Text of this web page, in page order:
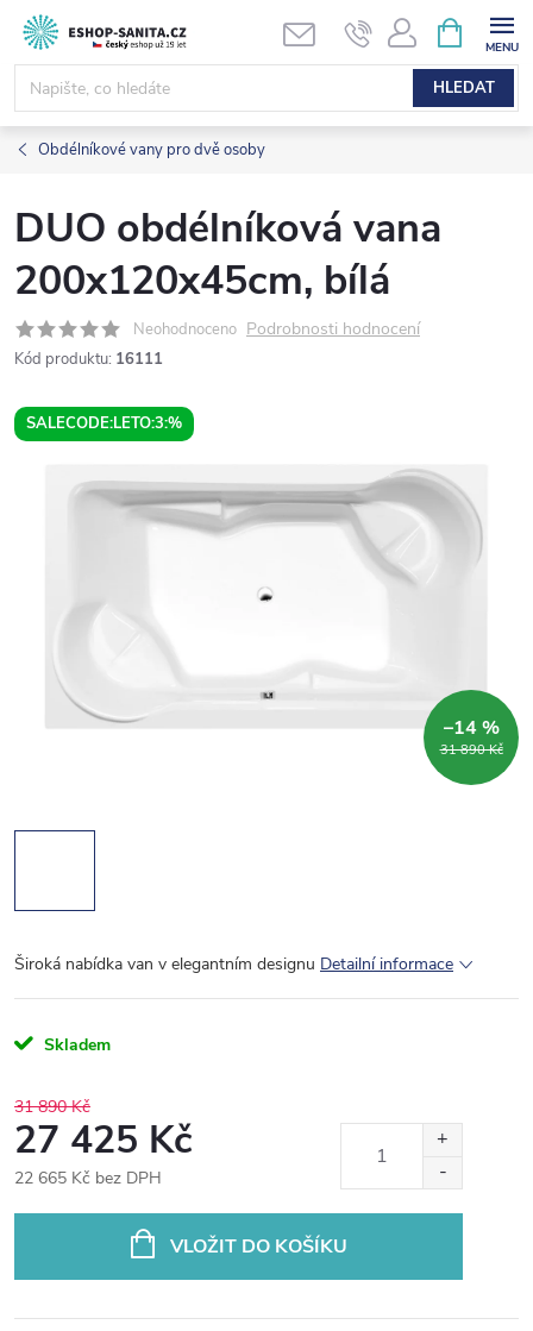
Přejít
obsah
HLEDAT
NÁKUPNÍ
KOŠÍK
Obdélníkové vany pro dvě osoby
DUO obdélníková vana
200x120x45cm, bílá
Neohodnoceno Podrobnosti hodnocení
Kód produktu: 16111
SALECODE:LETO:3:%
31 890 Kč
–14 %
Široká nabídka van v elegantním designu Detailní informace
Skladem
31 890 Kč
27 425 Kč
22 665 Kč bez DPH
VLOŽIT DO KOŠÍKU